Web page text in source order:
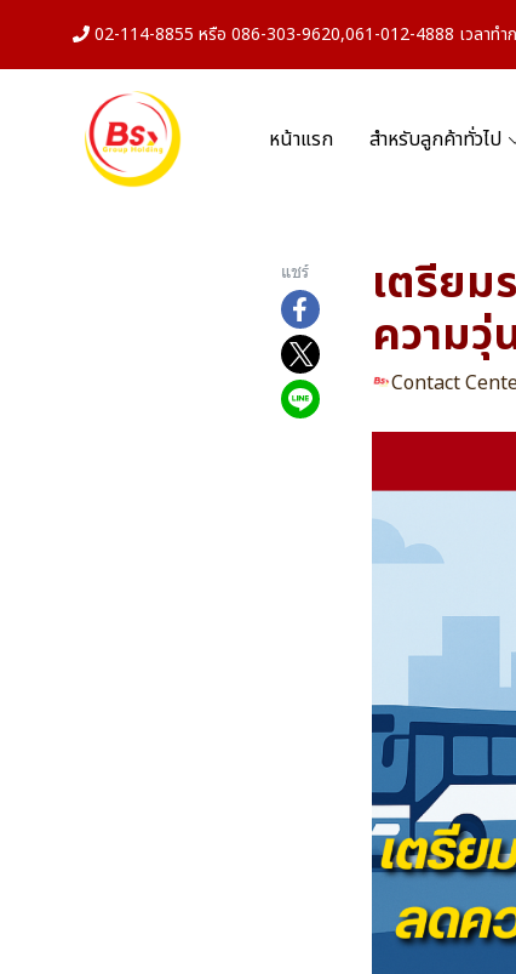
02-114-8855 หรือ 086-303-9620,061-012-4888 เวลาทำ
หน้าแรก สำหรับลูกค้าทั่วไป
แชร์ เตรีย
ความวุ่
Contact